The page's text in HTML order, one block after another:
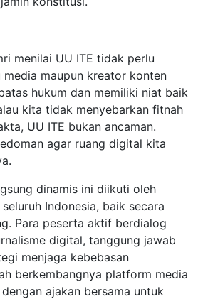
menilai UU ITE tidak perlu
maupun kreator konten
hukum dan memiliki niat baik
kita tidak menyebarkan fitnah
UU ITE bukan ancaman.
agar ruang digital kita
dinamis ini diikuti oleh
Indonesia, baik secara
Para peserta aktif berdialog
digital, tanggung jawab
menjaga kebebasan
berkembangnya platform media
ajakan bersama untuk